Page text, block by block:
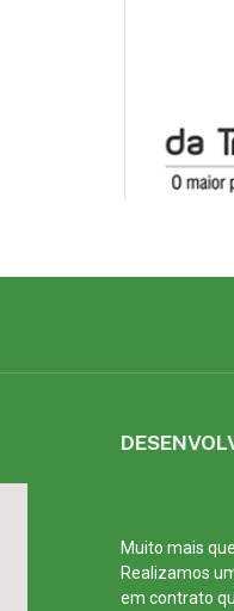
Muito mais que
Realizamos
em contrato